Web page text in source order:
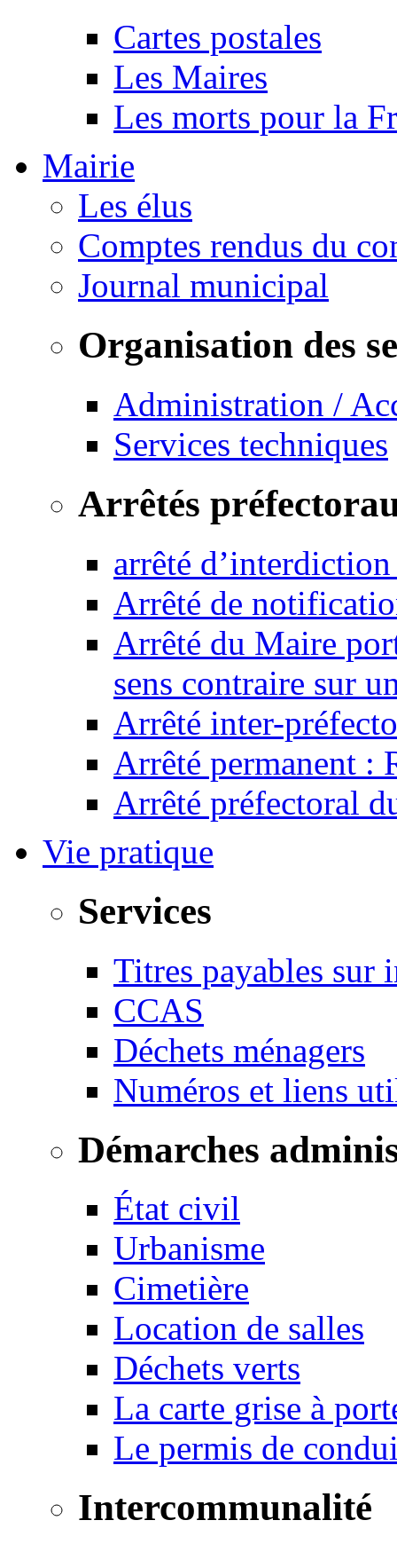
Cartes postales
Les Maires
Les morts pour la
Mairie
Les élus
Comptes rendus du
Journal municipal
Organisation des
Administration /
Services techniques
Arrêtés
arrêté
Arrêté de
Arrêté du Maire
sens contraire sur
Arrêté inter-
Arrêté permanent :
Arrêté préfectoral
Vie pratique
Services
Titres payables sur
CCAS
Déchets ménagers
Numéros et liens
Démarches
État civil
Urbanisme
Cimetière
Location de salles
Déchets verts
La carte grise à
Le permis de
Intercommunalité